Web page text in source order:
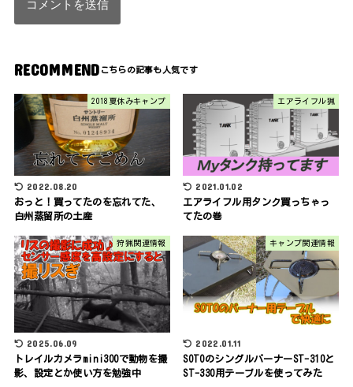
RECOMMEND
2018夏休みキャンプ
2022.08.20
おっと！買ってたのを忘れてた、
白州蒸留所の土産
エアライフル猟
2021.01.02
エアライフル用タンク買っちゃっ
てたの巻
狩猟関連情報
2025.06.09
トレイルカメラmini300で動物を撮
影、設定とか使い方を勉強中
キャンプ関連情報
2022.01.11
SOTOのシングルバーナーST-310と
ST-330用テーブルを使ってみた